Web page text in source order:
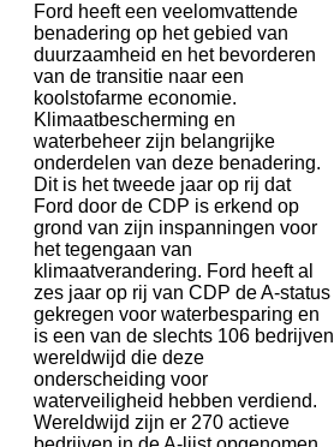
Ford heeft een veelomvattende
benadering op het gebied van
duurzaamheid en het bevorderen
van de transitie naar een
koolstofarme economie.
Klimaatbescherming en
waterbeheer zijn belangrijke
onderdelen van deze benadering.
Dit is het tweede jaar op rij dat
Ford door de CDP is erkend op
grond van zijn inspanningen voor
het tegengaan van
klimaatverandering. Ford heeft al
zes jaar op rij van CDP de A-status
gekregen voor waterbesparing en
is een van de slechts 106 bedrijven
wereldwijd die deze
onderscheiding voor
waterveiligheid hebben verdiend.
Wereldwijd zijn er 270 actieve